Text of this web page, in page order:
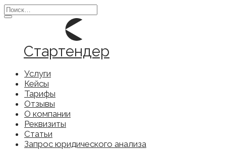
Перейти
к
Search
for:
Стартендер
Услуги
Кейсы
Тарифы
Отзывы
О компании
Реквизиты
Статьи
Запрос юридического анализа